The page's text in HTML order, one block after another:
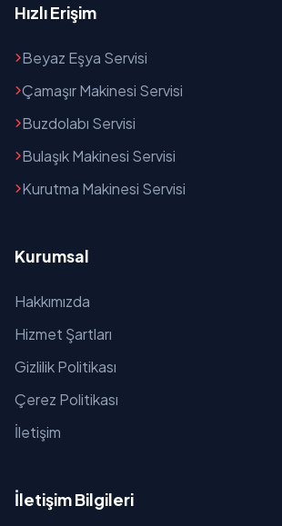
Hızlı Erişim
Beyaz Eşya Servisi
Çamaşır Makinesi Servisi
Buzdolabı Servisi
Bulaşık Makinesi Servisi
Kurutma Makinesi Servisi
Kurumsal
Hakkımızda
Hizmet Şartları
Gizlilik Politikası
Çerez Politikası
İletişim
İletişim Bilgileri